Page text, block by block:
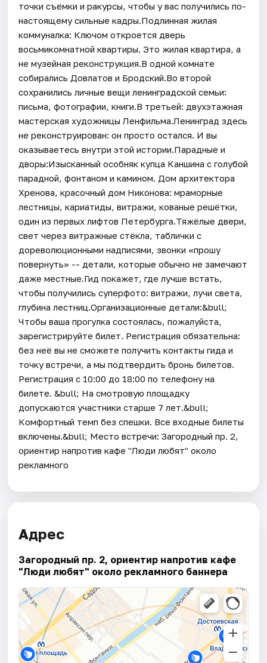
точки съёмки и ракурсы, чтобы у вас получились по-
настоящему сильные кадры.Подлинная жилая
коммуналка: Ключом откроется дверь
восьмикомнатной квартиры. Это жилая квартира, а
не музейная реконструкция.В одной комнате
собирались Довлатов и Бродский.Во второй
сохранились личные вещи ленинградской семьи:
письма, фотографии, книги.В третьей: двухэтажная
мастерская художницы Ленфильма.Ленинград здесь
не реконструирован: он просто остался. И вы
оказываетесь внутри этой истории.Парадные и
дворы:Изысканный особняк купца Каншина с голубой
парадной, фонтаном и камином. Дом архитектора
Хренова, красочный дом Никонова: мраморные
лестницы, кариатиды, витражи, кованые решётки,
один из первых лифтов Петербурга.Тяжёлые двери,
свет через витражные стёкла, таблички с
дореволюционными надписями, звонки «прошу
повернуть» -- детали, которые обычно не замечают
даже местные.Гид покажет, где лучше встать,
чтобы получились суперфото: витражи, лучи света,
глубина лестниц.Организационные детали:&bull;
Чтобы ваша прогулка состоялась, пожалуйста,
зарегистрируйте билет. Регистрация обязательна:
без неё вы не сможете получить контакты гида и
точку встречи, а мы подтвердить бронь билетов.
Регистрация с 10:00 до 18:00 по телефону на
билете. &bull; На смотровую площадку
допускаются участники старше 7 лет.&bull;
Комфортный темп без спешки. Все входные билеты
включены.&bull; Место встречи: Загородный пр. 2,
ориентир напротив кафе "Люди любят" около
рекламного
Адрес
Загородный пр. 2, ориентир напротив кафе
"Люди любят" около рекламного баннера